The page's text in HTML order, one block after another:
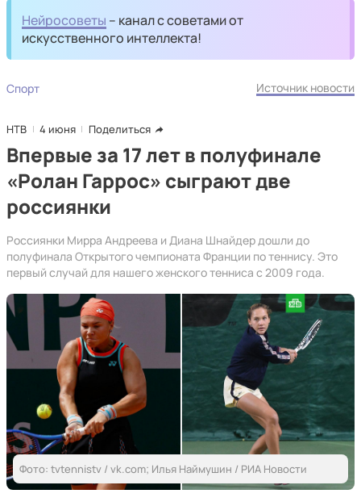
Нейросоветы – канал с советами от
искусственного интеллекта!
Спорт Источник новости
НТВ 4 июня Поделиться
Впервые за 17 лет в полуфинале
«Ролан Гаррос» сыграют две
россиянки
Россиянки Мирра Андреева и Диана Шнайдер дошли до
полуфинала Открытого чемпионата Франции по теннису. Это
первый случай для нашего женского тенниса с 2009 года.
Фото: tvtennistv / vk.com; Илья Наймушин / РИА Новости